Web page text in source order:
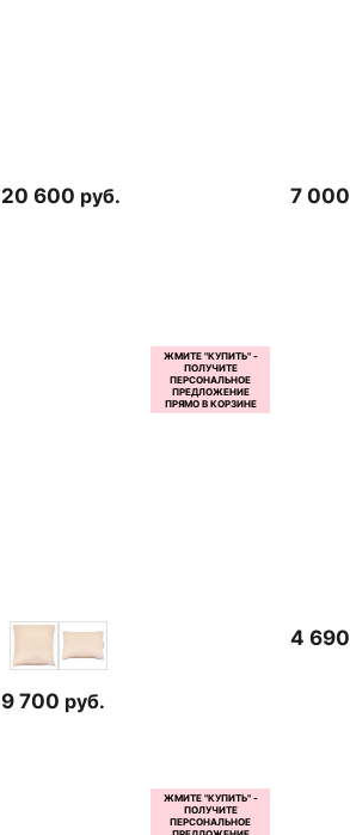
20 600 руб. 7 000
9 700 руб.
4 690